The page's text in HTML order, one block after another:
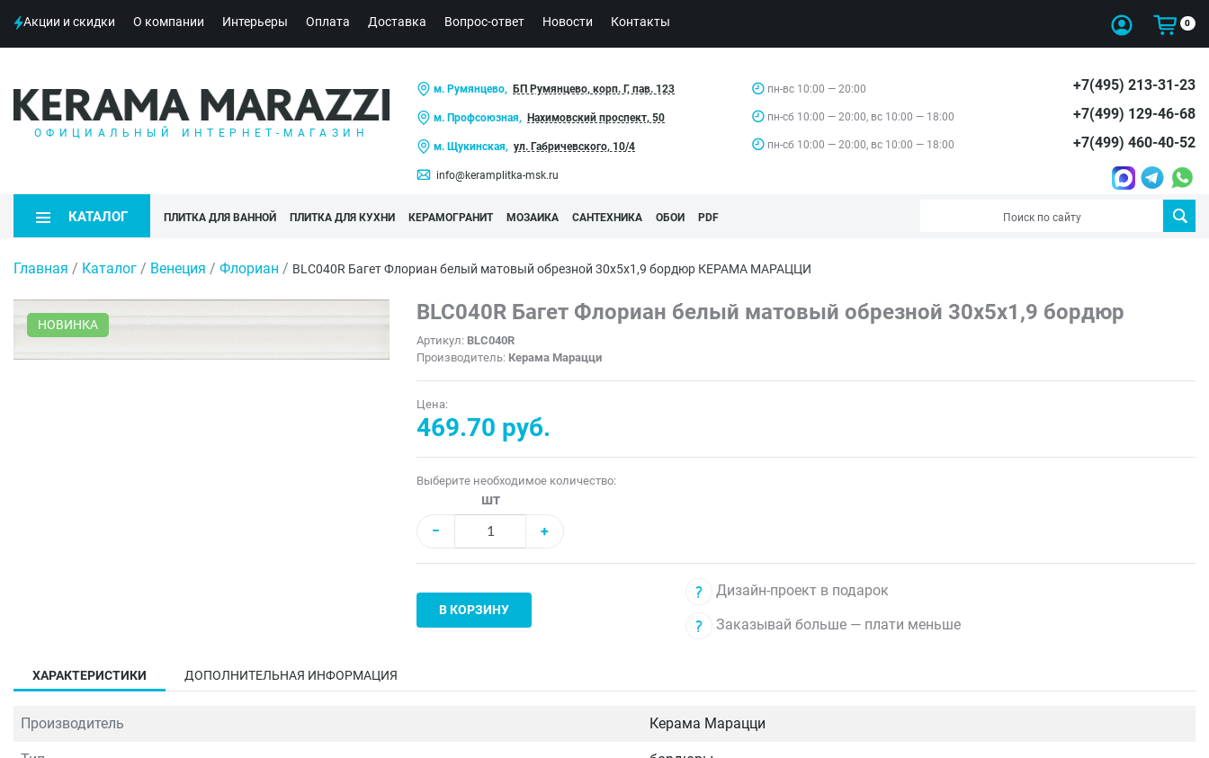
Акции и скидки О компании Интерьеры Оплата Доставка Вопрос-ответ Новости Контакты 0
ОФИЦИАЛЬНЫЙ ИНТЕРНЕТ-МАГАЗИН
м. Румянцево, БП Румянцево, корп. Г, пав. 123
м. Профсоюзная, Нахимовский проспект, 50
м. Щукинская, ул. Габричевского, 10/4
info@keramplitka-msk.ru
пн-вс 10:00 — 20:00
пн-сб 10:00 — 20:00, вс 10:00 — 18:00
пн-сб 10:00 — 20:00, вс 10:00 — 18:00
+7(495) 213-31-23
+7(499) 129-46-68
+7(499) 460-40-52
КАТАЛОГ ПЛИТКА ДЛЯ ВАННОЙ ПЛИТКА ДЛЯ КУХНИ КЕРАМОГРАНИТ МОЗАИКА САНТЕХНИКА ОБОИ PDF
Главная / Каталог / Венеция / Флориан / BLC040R Багет Флориан белый матовый обрезной 30x5x1,9 бордюр КЕРАМА МАРАЦЦИ
НОВИНКА BLC040R Багет Флориан белый матовый обрезной 30x5x1,9 бордюр
Артикул: BLC040R
Производитель: Керама Марацци
Цена:
469.70 руб.
Выберите необходимое количество:
шт
−
+
В КОРЗИНУ
Дизайн-проект в подарок
Заказывай больше — плати меньше
ХАРАКТЕРИСТИКИ ДОПОЛНИТЕЛЬНАЯ ИНФОРМАЦИЯ
Производитель Керама Марацци